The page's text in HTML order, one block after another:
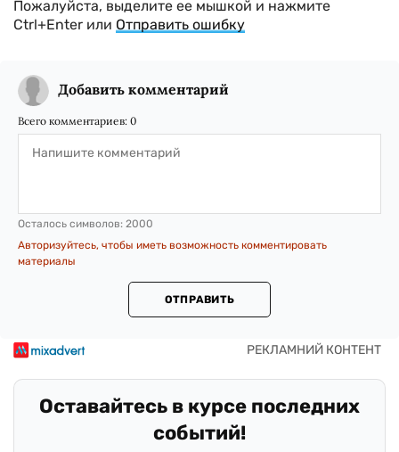
Пожалуйста, выделите ее мышкой и нажмите
Ctrl+Enter или Отправить ошибку
Добавить комментарий
Всего комментариев: 0
Осталось символов: 2000
Авторизуйтесь, чтобы иметь возможность комментировать
материалы
ОТПРАВИТЬ
Оставайтесь в курсе последних
событий!